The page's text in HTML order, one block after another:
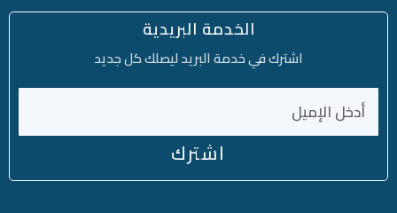
الخدمة البريدية
اشترك في خدمة البريد ليصلك كل جديد
اشترك